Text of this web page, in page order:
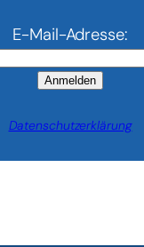
E-Mail-Adresse:
Anmelden
Datenschutzerklärung